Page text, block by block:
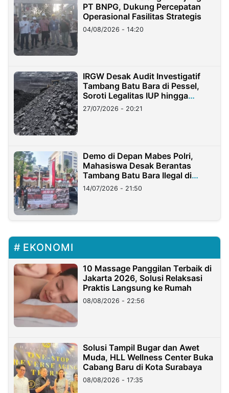
PT BNPG, Dukung Percepatan
Operasional Fasilitas Strategis
04/08/2026 - 14:20
IRGW Desak Audit Investigatif
Tambang Batu Bara di Pessel,
Soroti Legalitas IUP hingga
Stockpile
27/07/2026 - 20:21
Demo di Depan Mabes Polri,
Mahasiswa Desak Berantas
Tambang Batu Bara Ilegal di
Lampung
14/07/2026 - 21:50
EKONOMI
10 Massage Panggilan Terbaik di
Jakarta 2026, Solusi Relaksasi
Praktis Langsung ke Rumah
08/08/2026 - 22:56
Solusi Tampil Bugar dan Awet
Muda, HLL Wellness Center Buka
Cabang Baru di Kota Surabaya
08/08/2026 - 17:35